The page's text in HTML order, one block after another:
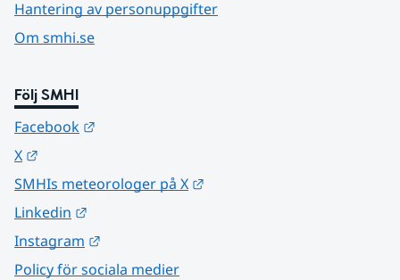
Hantering av personuppgifter
Om smhi.se
Följ SMHI
Facebook
X
SMHIs meteorologer på X
Linkedin
Instagram
Policy för sociala medier